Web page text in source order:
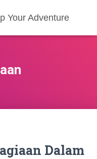
Your Adventure
Dalam